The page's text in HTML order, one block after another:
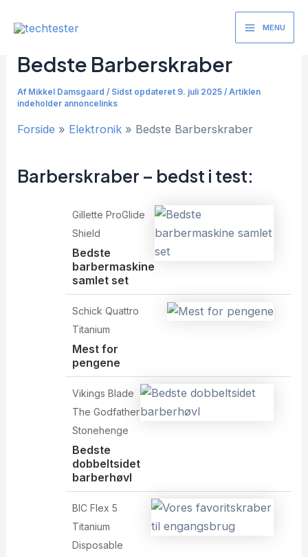
Main
MENU
Bedste Barberskraber
Af Mikkel Damsgaard/ Sidst opdateret 9. juli 2025 / Artiklen
indeholder annoncelinks
Forside Elektronik Bedste Barberskraber
Barberskraber – bedst i test:
Gillette ProGlide
Shield
Bedste
barbermaskine
samlet set
Schick Quattro
Titanium
Mest for
pengene
Vikings Blade
The Godfather
Stonehenge
Bedste
dobbeltsidet
barberhøvl
BIC Flex 5
Titanium
Disposable